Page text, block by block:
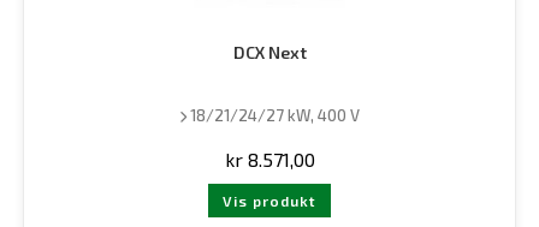
DCX Next
18/21/24/27 kW, 400 V
kr8.571,00
Vis produkt